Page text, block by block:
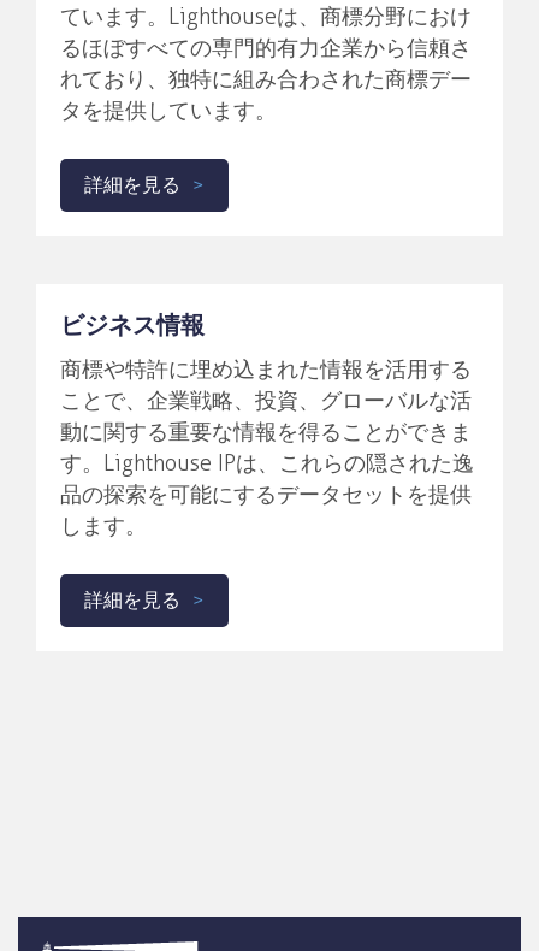
ています。Lighthouseは、商標分野におけ
るほぼすべての専門的有力企業から信頼さ
れており、独特に組み合わされた商標デー
タを提供しています。
詳細を見る
ビジネス情報
商標や特許に埋め込まれた情報を活用する
ことで、企業戦略、投資、グローバルな活
動に関する重要な情報を得ることができま
す。Lighthouse IPは、これらの隠された逸
品の探索を可能にするデータセットを提供
します。
詳細を見る